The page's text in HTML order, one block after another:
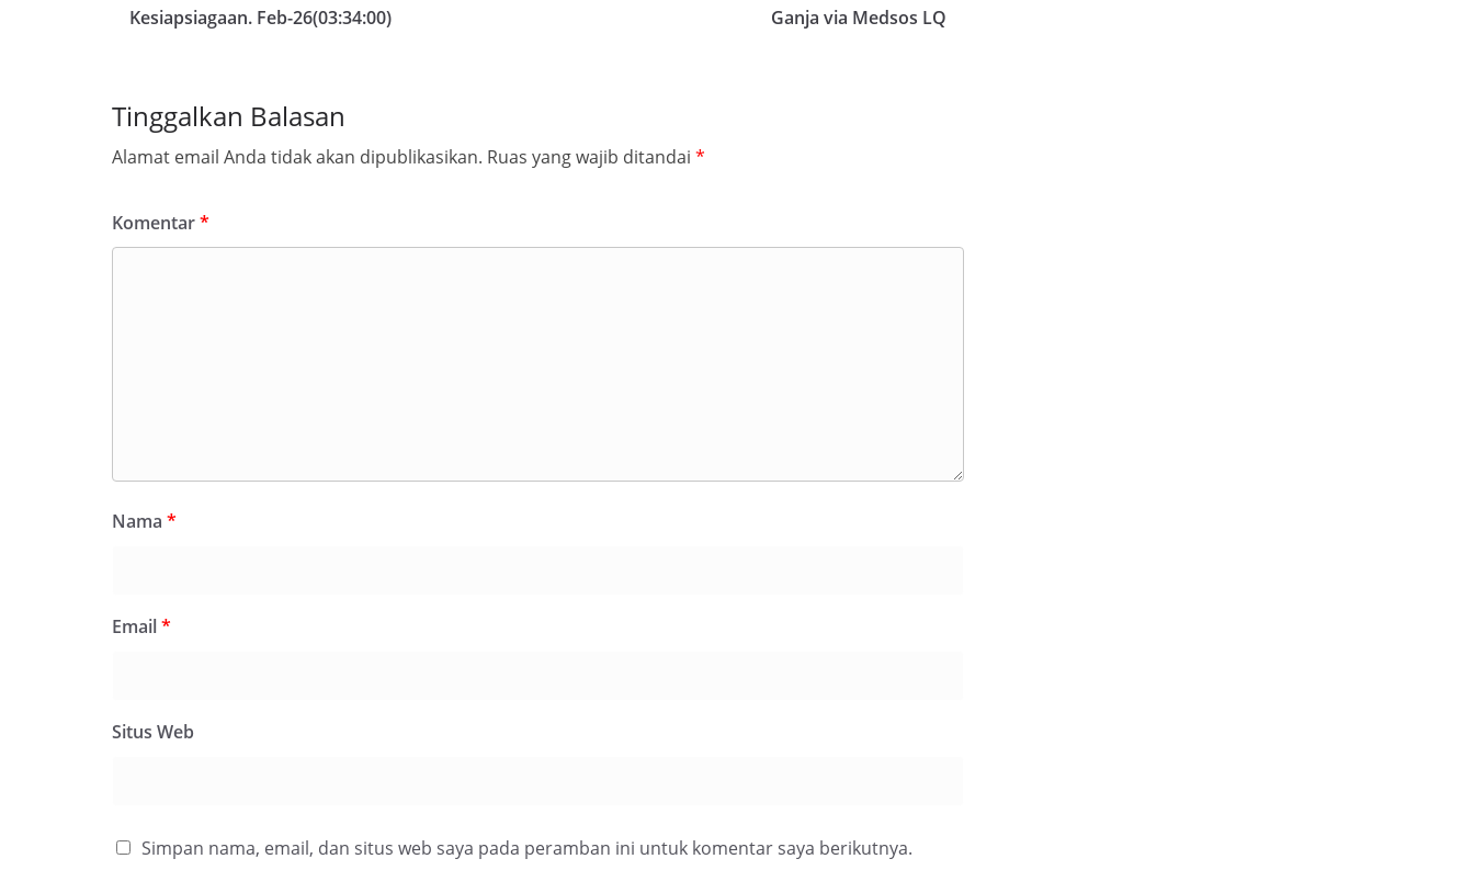
Kesiapsiagaan. Feb-26(03:34:00)
Ganja via Medsos LQ
Tinggalkan Balasan
Alamat email Anda tidak akan dipublikasikan. Ruas yang wajib ditandai *
Komentar*
Nama *
Email*
Situs Web
Simpan nama, email, dan situs web saya pada peramban ini untuk komentar saya berikutnya.